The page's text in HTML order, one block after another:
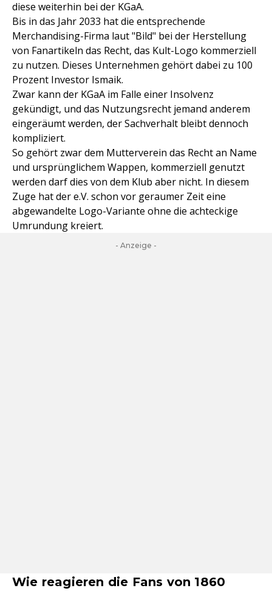
diese weiterhin bei der KGaA.
Bis in das Jahr 2033 hat die entsprechende
Merchandising-Firma laut "Bild" bei der Herstellung
von Fanartikeln das Recht, das Kult-Logo kommerziell
zu nutzen. Dieses Unternehmen gehört dabei zu 100
Prozent Investor Ismaik.
Zwar kann der KGaA im Falle einer Insolvenz
gekündigt, und das Nutzungsrecht jemand anderem
eingeräumt werden, der Sachverhalt bleibt dennoch
kompliziert.
So gehört zwar dem Mutterverein das Recht an Name
und ursprünglichem Wappen, kommerziell genutzt
werden darf dies von dem Klub aber nicht. In diesem
Zuge hat der e.V. schon vor geraumer Zeit eine
abgewandelte Logo-Variante ohne die achteckige
Umrundung kreiert.
- Anzeige -
Wie reagieren die Fans von 1860